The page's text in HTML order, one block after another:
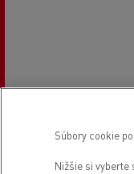
Súbory cookie
Nižšie si vyberte